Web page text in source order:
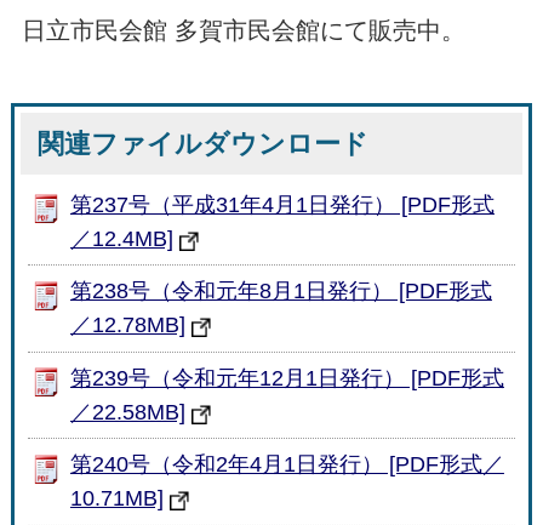
日立市民会館 多賀市民会館にて販売中。
関連ファイルダウンロード
第237号（平成31年4月1日発行） [PDF形式
／12.4MB]
第238号（令和元年8月1日発行） [PDF形式
／12.78MB]
第239号（令和元年12月1日発行） [PDF形式
／22.58MB]
第240号（令和2年4月1日発行） [PDF形式／
10.71MB]